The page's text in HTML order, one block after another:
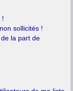
!
sollicités !
la part de